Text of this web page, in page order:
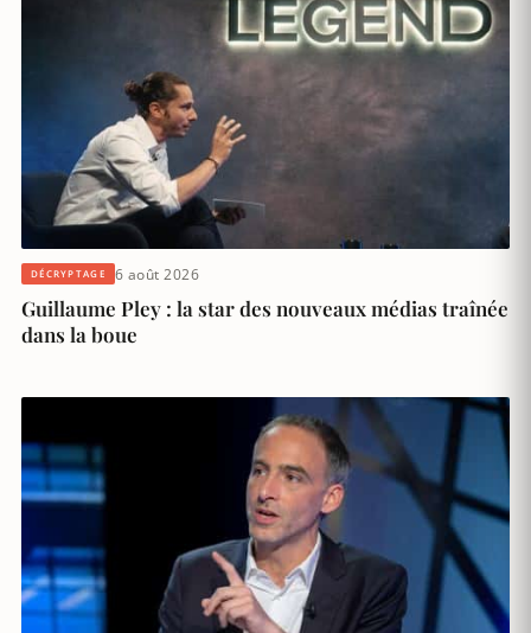
DÉCRYPTAGE 6 août 2026
Guillaume Pley : la star des nouveaux médias traînée
dans la boue